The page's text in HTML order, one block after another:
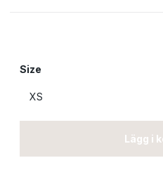
Size
Lägg i